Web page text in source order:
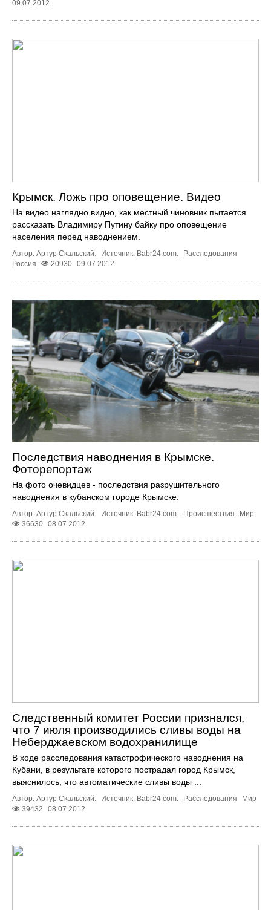
09.07.2012
Крымск. Ложь про оповещение. Видео
На видео наглядно видно, как местный чиновник пытается
рассказать Владимиру Путину байку про оповещение
населения перед наводнением.
Автор: Артур Скальский. Источник: Babr24.com
Расследования
Россия
20930 09.07.2012
Последствия наводнения в Крымске.
Фоторепортаж
На фото очевидцев - последствия разрушительного
наводнения в кубанском городе Крымске.
Автор: Артур Скальский. Источник: Babr24.com. Происшествия
Мир
36630 08.07.2012
Следственный комитет России признался,
что 7 июля производились сливы воды на
Неберджаевском водохранилище
В ходе расследования катастрофического наводнения на
Кубани, в результате которого пострадал город Крымск,
выяснилось, что автоматические сливы воды ...
Автор: Артур Скальский. Источник: Babr24.com. Расследования
Мир
39432
08.07.2012